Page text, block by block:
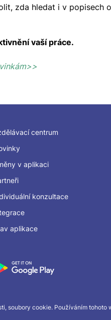
zda hledat i v popisech
vaší práce.
centrum
v aplikaci
konzultace
aplikace
soubory cookie. Používáním tohoto